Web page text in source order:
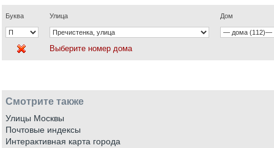
Буква Улица Дом
Выберите номер дома
Смотрите также
Улицы Москвы
Почтовые индексы
Интерактивная карта города